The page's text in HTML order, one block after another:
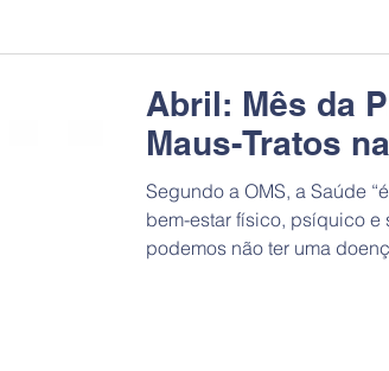
Abril: Mês da
Maus-Tratos
Segundo a OMS, a Saúde
bem-estar físico, psíquico e
podemos não ter uma